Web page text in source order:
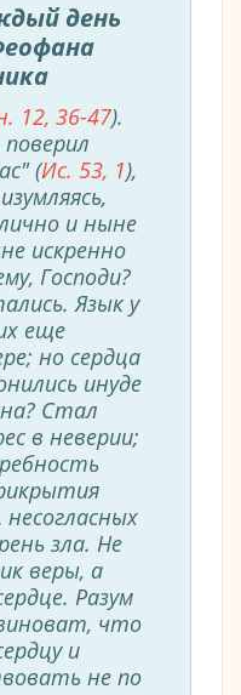
день
12, 36-47).
(Ис. 53, 1),
и ныне
искренно
Господи?
Язык у
еще
но сердца
инуде
Стал
в неверии;
зла. Не
веры, а
Разум
что
и
не по